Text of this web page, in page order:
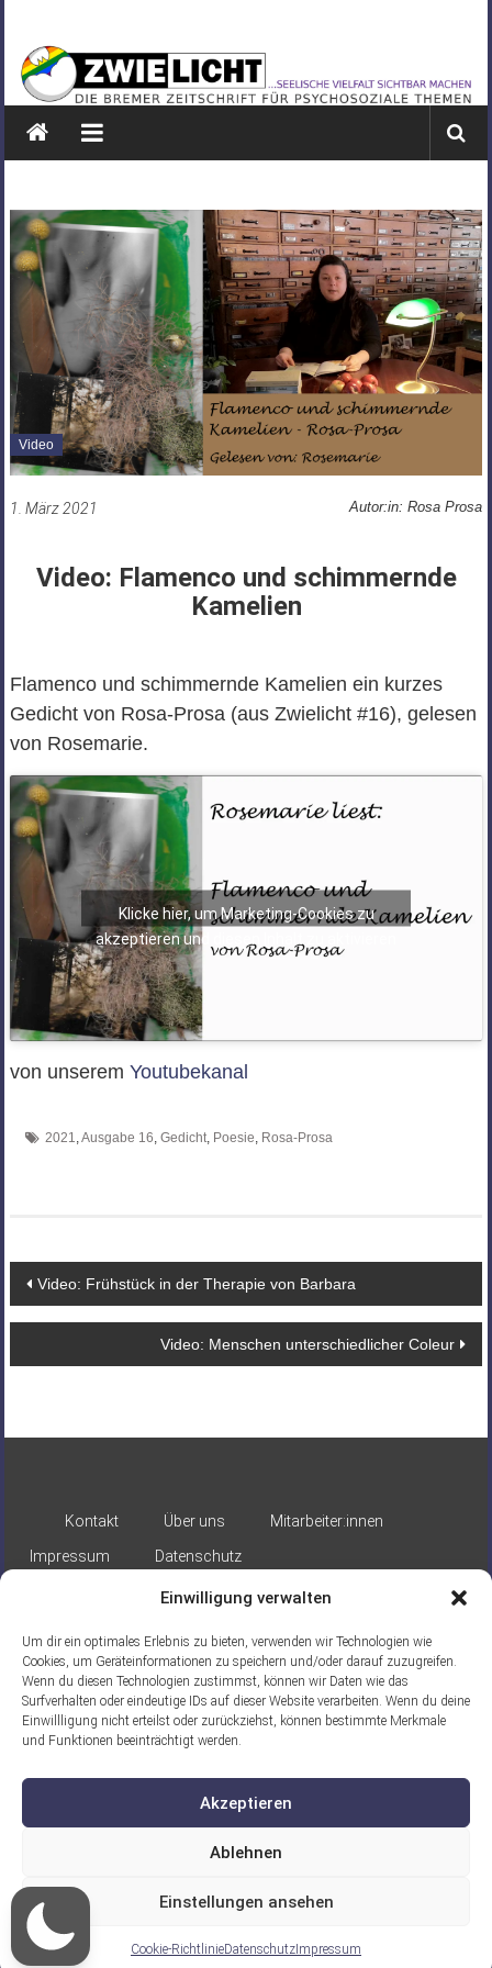
Einwilligung verwalten
Um dir ein optimales Erlebnis zu bieten, verwenden wir Technologien wie
Cookies, um Geräteinformationen zu speichern und/oder darauf zuzugreifen.
Wenn du diesen Technologien zustimmst, können wir Daten wie das
Surfverhalten oder eindeutige IDs auf dieser Website verarbeiten. Wenn du deine
Einwillligung nicht erteilst oder zurückziehst, können bestimmte Merkmale
und Funktionen beeinträchtigt werden.
Akzeptieren
Ablehnen
Einstellungen ansehen
Cookie-RichtlinieDatenschutz Impressum
springen
ZWIELICHT
BREMEN
DIE
PSYCHOSOZIALE
THEMEN
Video
1. März 2021 Autor:in: Rosa Prosa
Video: Flamenco und schimmernde
Kamelien
Flamenco und schimmernde Kamelien ein kurzes
Gedicht von Rosa-Prosa (aus Zwielicht #16), gelesen
von Rosemarie.
Klicke hier, um Marketing-Cookies zu
akzeptieren und diesen Inhalt zu aktivieren
von unserem Youtubekanal
2021,Ausgabe 16, Gedicht, Poesie, Rosa-Prosa
Beitragsnavigation
Video: Frühstück in der Therapie von Barbara
Video: Menschen unterschiedlicher Coleur
Kontakt Über uns
Mitarbeiter:innen
Impressum
Datenschutz
Gefördert durch:
Ein Projekt der ASB Seelische
Gesundheit gGmbH